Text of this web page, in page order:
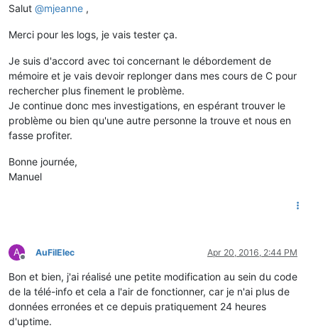
Salut @mjeanne ,
Merci pour les logs, je vais tester ça.
Je suis d'accord avec toi concernant le débordement de
mémoire et je vais devoir replonger dans mes cours de C pour
rechercher plus finement le problème.
Je continue donc mes investigations, en espérant trouver le
problème ou bien qu'une autre personne la trouve et nous en
fasse profiter.
Bonne journée,
Manuel
A
Offline
AuFilElec Apr 20, 2016, 2:44 PM
Bon et bien, j'ai réalisé une petite modification au sein du code
de la télé-info et cela a l'air de fonctionner, car je n'ai plus de
données erronées et ce depuis pratiquement 24 heures
d'uptime.